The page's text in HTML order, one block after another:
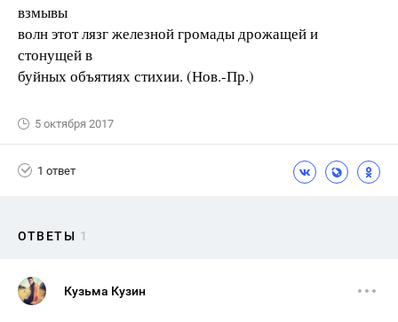
взмывы
волн этот лязг железной громады дрожащей и
стонущей в
буйных объятиях стихии. (Нов.-Пр.)
5 октября 2017
1 ответ
ОТВЕТЫ 1
Кузьма Кузин